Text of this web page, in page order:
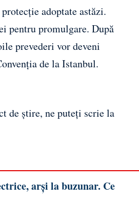
adoptate astăzi.
pentru promulgare. După
prevederi vor deveni
de la Istanbul.
de știre, ne puteți scrie la
arși la buzunar. Ce